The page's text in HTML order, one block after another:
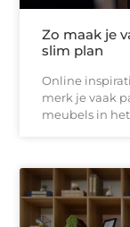
Zo maak je
slim plan
Online
merk je vaak
meubels in